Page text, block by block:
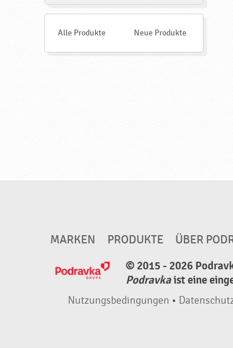
e
Alle Produkte Neue Produkte
MARKEN PRODUKTE ÜBER
© 2015 - 2026
Podravkaist eine
Nutzungsbedingungen •